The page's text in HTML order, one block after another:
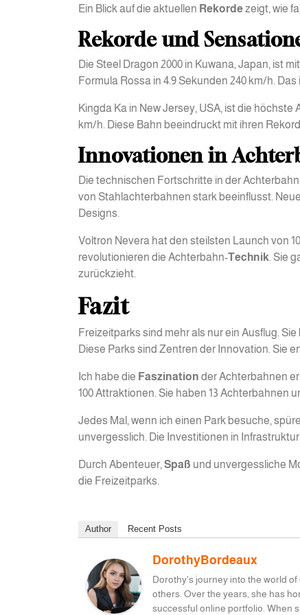
Ein Blick auf die aktuellen Rekordezeigt, wie
Rekorde und
Die Steel Dragon 2000 in Kuwana, Japan, ist
Formula Rossa in 4.9 Sekunden 240 km/h.
Kingda Ka in New Jersey, USA, ist die
km/h. Diese Bahn beeindruckt mit ihren
Innovationen in
Die technischen Fortschritte in der
von Stahlachterbahnen stark beeinflusst.
Designs.
Voltron Nevera hat den steilsten Launch von
revolutionieren die Achterbahn-Technik. Sie
zurückzieht.
Fazit
Freizeitparks sind mehr als nur ein Ausflug.
Diese Parks sind Zentren der Innovation. Sie
Ich habe die Faszination der Achterbahnen
100 Attraktionen. Sie haben 13 Achterbahnen
Jedes Mal, wenn ich einen Park besuche,
unvergesslich. Die Investitionen in
Durch Abenteuer, Spaß und unvergessliche
die Freizeitparks.
Author Recent Posts
DorothyBordeaux
Dorothy's journey into the world
others. Over the years, she has
successful online portfolio. When